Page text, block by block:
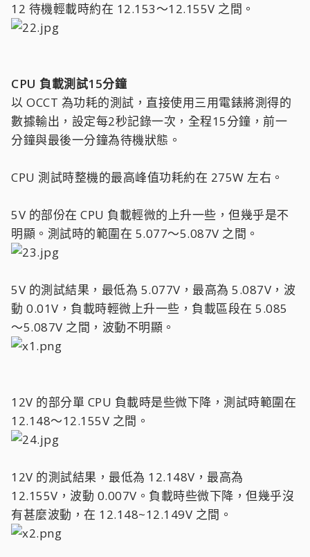
12 待機輕載時約在 12.153～12.155V 之間。
CPU 負載測試15分鐘
以 OCCT 為功耗的測試，直接使用三用電錶將測得的
數據輸出，設定每2秒記錄一次，全程15分鐘，前一
分鐘與最後一分鐘為待機狀態。
CPU 測試時整機的最高峰值功耗約在 275W 左右。
5V 的部份在 CPU 負載輕微的上升一些，但幾乎是不
明顯。測試時的範圍在 5.077～5.087V 之間。
5V 的測試結果，最低為 5.077V，最高為 5.087V，波
動 0.01V，負載時輕微上升一些，負載區段在 5.085
～5.087V 之間，波動不明顯。
12V 的部分單 CPU 負載時是些微下降，測試時範圍在
12.148～12.155V 之間。
12V 的測試結果，最低為 12.148V，最高為
12.155V，波動 0.007V。負載時些微下降，但幾乎沒
有甚麼波動，在 12.148~12.149V 之間。